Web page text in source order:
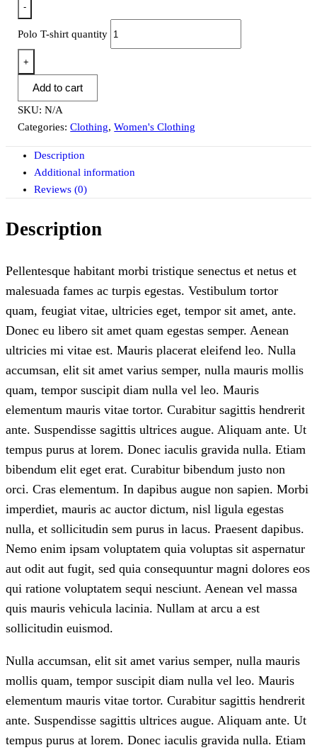
-
Polo T-shirt quantity
+
Add to cart
SKU:N/A
Categories:Clothing,Women's Clothing
Description
Additional information
Reviews (0)
Description
Pellentesque habitant morbi tristique senectus et netus et
malesuada fames ac turpis egestas. Vestibulum tortor
quam, feugiat vitae, ultricies eget, tempor sit amet, ante.
Donec eu libero sit amet quam egestas semper. Aenean
ultricies mi vitae est. Mauris placerat eleifend leo. Nulla
accumsan, elit sit amet varius semper, nulla mauris mollis
quam, tempor suscipit diam nulla vel leo. Mauris
elementum mauris vitae tortor. Curabitur sagittis hendrerit
ante. Suspendisse sagittis ultrices augue. Aliquam ante. Ut
tempus purus at lorem. Donec iaculis gravida nulla. Etiam
bibendum elit eget erat. Curabitur bibendum justo non
orci. Cras elementum. In dapibus augue non sapien. Morbi
imperdiet, mauris ac auctor dictum, nisl ligula egestas
nulla, et sollicitudin sem purus in lacus. Praesent dapibus.
Nemo enim ipsam voluptatem quia voluptas sit aspernatur
aut odit aut fugit, sed quia consequuntur magni dolores eos
qui ratione voluptatem sequi nesciunt. Aenean vel massa
quis mauris vehicula lacinia. Nullam at arcu a est
sollicitudin euismod.
Nulla accumsan, elit sit amet varius semper, nulla mauris
mollis quam, tempor suscipit diam nulla vel leo. Mauris
elementum mauris vitae tortor. Curabitur sagittis hendrerit
ante. Suspendisse sagittis ultrices augue. Aliquam ante. Ut
tempus purus at lorem. Donec iaculis gravida nulla. Etiam